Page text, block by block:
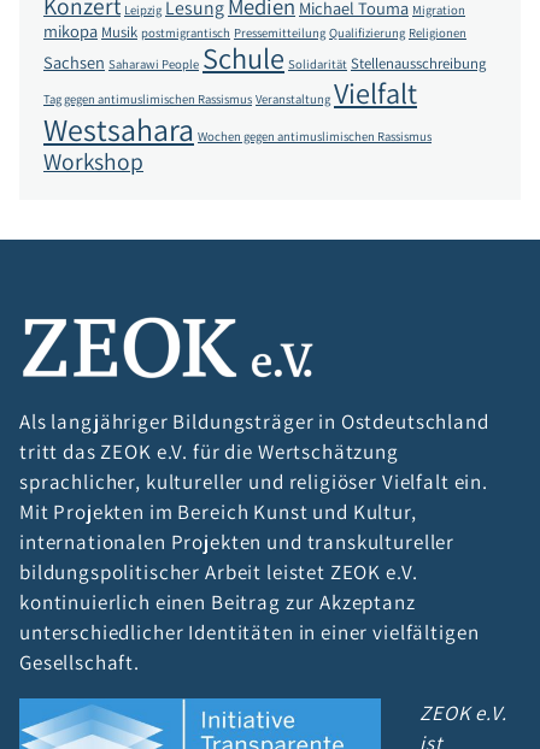
Leipzig Lesung Medien Michael Touma Migration
mikopa Musik postmigrantisch Pressemitteilung Qualifizierung Religionen
Sachsen Saharawi People Schule Solidarität Stellenausschreibung
Tag gegen antimuslimischen Rassismus Veranstaltung Vielfalt
Westsahara Wochen gegen antimuslimischen Rassismus
Workshop
Als langjähriger Bildungsträger in Ostdeutschland
tritt das ZEOK e.V. für die Wertschätzung
sprachlicher, kultureller und religiöser Vielfalt ein.
Mit Projekten im Bereich Kunst und Kultur,
internationalen Projekten und transkultureller
bildungspolitischer Arbeit leistet ZEOK e.V.
kontinuierlich einen Beitrag zur Akzeptanz
unterschiedlicher Identitäten in einer vielfältigen
Gesellschaft.
ZEOK e.V.
ist